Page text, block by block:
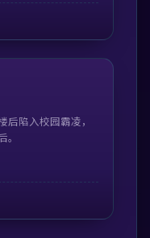
99:23
陷入校园霸凌，